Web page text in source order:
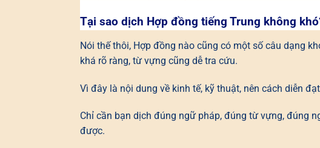
Tại sao dịch Hợp đồng tiếng Trung không
Nói thế thôi, Hợp đồng nào cũng có một số câu dạng
khá rõ ràng, từ vựng cũng dễ tra cứu.
Vì đây là nội dung về kinh tế, kỹ thuật, nên cách diễn
Chỉ cần bạn dịch đúng ngữ pháp, đúng từ vựng, đúng
được.